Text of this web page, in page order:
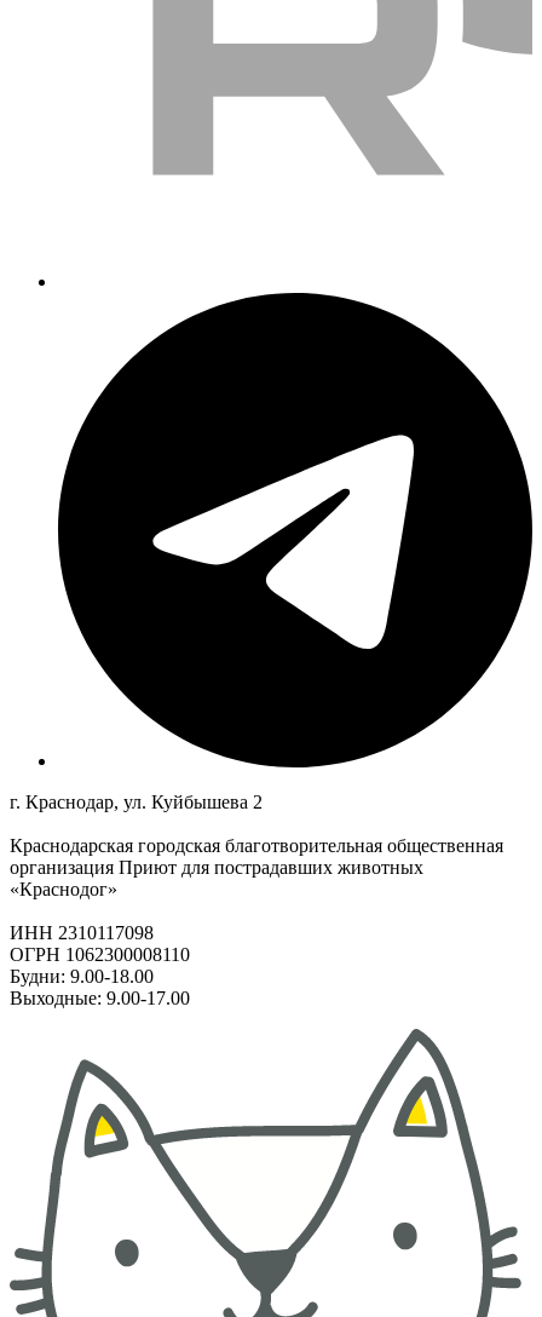
г. Краснодар, ул. Куйбышева 2
Краснодарская городская благотворительная общественная
организация Приют для пострадавших животных
«Краснодог»
ИНН 2310117098
ОГРН 1062300008110
Будни: 9.00-18.00
Выходные: 9.00-17.00